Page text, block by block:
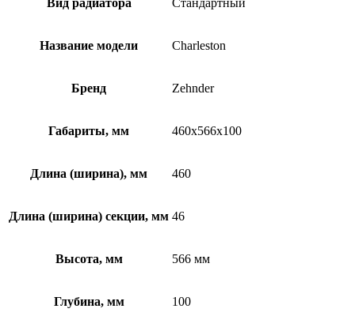
Название модели Charleston
Бренд Zehnder
Габариты, мм 460x566x100
Длина (ширина), мм 460
Длина (ширина) секции, мм 46
Высота, мм 566 мм
Глубина, мм 100